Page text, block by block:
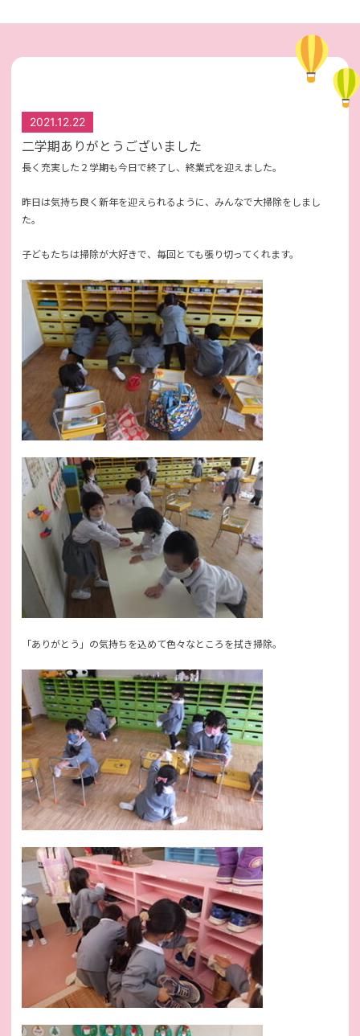
2021.12.22
二学期ありがとうございました
長く充実した２学期も今日で終了し、終業式を迎えました。
昨日は気持ち良く新年を迎えられるように、みんなで大掃除をしまし
た。
子どもたちは掃除が大好きで、毎回とても張り切ってくれます。
「ありがとう」の気持ちを込めて色々なところを拭き掃除。